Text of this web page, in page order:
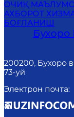
ОЧИҚ
АХБОРОТ
БОҒЛАНИШ
Бухоро
200200, Бухоро
73-уй
Электрон почта: